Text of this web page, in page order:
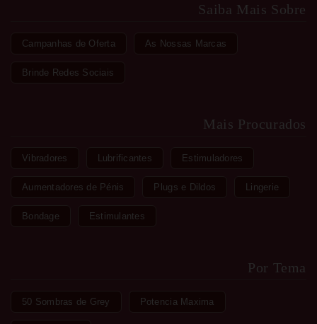
Saiba Mais Sobre
Campanhas de Oferta As Nossas Marcas
Brinde Redes Sociais
Mais Procurados
Vibradores Lubrificantes Estimuladores
Aumentadores de Pénis Plugs e Dildos Lingerie
Bondage Estimulantes
Por Tema
50 Sombras de Grey Potencia Maxima